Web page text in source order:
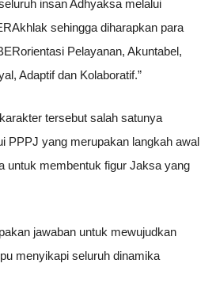
insan Adhyaksa melalui
sehingga diharapkan para
Pelayanan, Akuntabel,
Adaptif dan Kolaboratif.”
tersebut salah satunya
PPPJ yang merupakan langkah awal
untuk membentuk figur Jaksa yang
jawaban untuk mewujudkan
menyikapi seluruh dinamika